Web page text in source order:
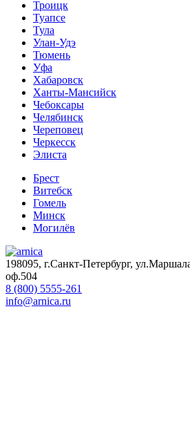
Троицк
Туапсе
Тула
Улан-Удэ
Тюмень
Уфа
Хабаровск
Ханты-Мансийск
Чебоксары
Челябинск
Череповец
Черкесск
Элиста
Брест
Витебск
Гомель
Минск
Могилёв
198095, г.Санкт-Петербург,
оф.504
8 (800) 5555-261
info@arnica.ru